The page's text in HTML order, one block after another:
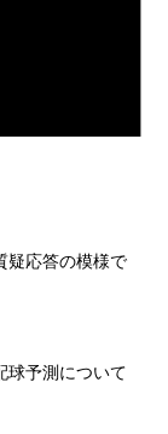
疑応答の模様で
球予測について